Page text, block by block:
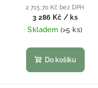
2 715,70 Kč bez DPH
3 286 Kč / ks
Skladem (>5 ks)
Do košíku